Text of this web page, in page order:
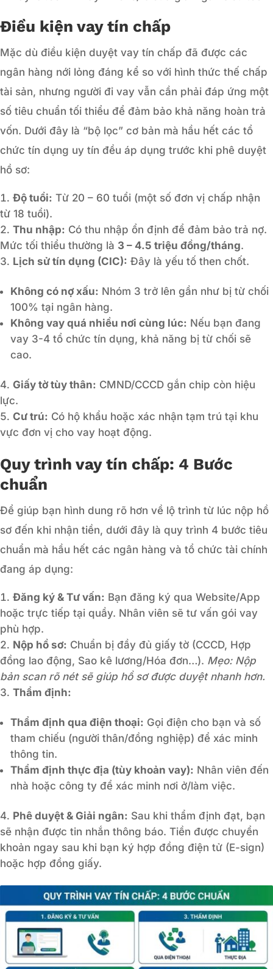
Điều kiện vay tín chấp
Mặc dù điều kiện duyệt vay tín chấp đã được các
ngân hàng nới lỏng đáng kể so với hình thức thế chấp
tài sản, nhưng người đi vay vẫn cần phải đáp ứng một
số tiêu chuẩn tối thiểu để đảm bảo khả năng hoàn trả
vốn. Dưới đây là “bộ lọc” cơ bản mà hầu hết các tổ
chức tín dụng uy tín đều áp dụng trước khi phê duyệt
hồ sơ:
Độ tuổi: Từ 20 – 60 tuổi (một số đơn vị chấp nhận
từ 18 tuổi).
Thu nhập: Có thu nhập ổn định để đảm bảo trả nợ.
Mức tối thiểu thường là 3 – 4.5 triệu đồng/tháng.
Lịch sử tín dụng (CIC): Đây là yếu tố then chốt.
Không có nợ xấu: Nhóm 3 trở lên gần như bị từ chối
100% tại ngân hàng.
Không vay quá nhiều nơi cùng lúc: Nếu bạn đang
vay 3-4 tổ chức tín dụng, khả năng bị từ chối sẽ
cao.
Giấy tờ tùy thân: CMND/CCCD gắn chip còn hiệu
lực.
Cư trú: Có hộ khẩu hoặc xác nhận tạm trú tại khu
vực đơn vị cho vay hoạt động.
Quy trình vay tín chấp: 4 Bước
chuẩn
Để giúp bạn hình dung rõ hơn về lộ trình từ lúc nộp hồ
sơ đến khi nhận tiền, dưới đây là quy trình 4 bước tiêu
chuẩn mà hầu hết các ngân hàng và tổ chức tài chính
đang áp dụng:
Đăng ký & Tư vấn: Bạn đăng ký qua Website/App
hoặc trực tiếp tại quầy. Nhân viên sẽ tư vấn gói vay
phù hợp.
Nộp hồ sơ: Chuẩn bị đầy đủ giấy tờ (CCCD, Hợp
đồng lao động, Sao kê lương/Hóa đơn…). Mẹo: Nộp
bản scan rõ nét sẽ giúp hồ sơ được duyệt nhanh hơn.
Thẩm định:
Thẩm định qua điện thoại: Gọi điện cho bạn và số
tham chiếu (người thân/đồng nghiệp) để xác minh
thông tin.
Thẩm định thực địa (tùy khoản vay): Nhân viên đến
nhà hoặc công ty để xác minh nơi ở/làm việc.
Phê duyệt & Giải ngân: Sau khi thẩm định đạt, bạn
sẽ nhận được tin nhắn thông báo. Tiền được chuyển
khoản ngay sau khi bạn ký hợp đồng điện tử (E-sign)
hoặc hợp đồng giấy.